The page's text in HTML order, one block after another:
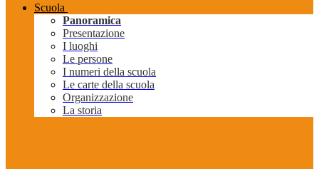
Scuola
Panoramica
Presentazione
I luoghi
Le persone
I numeri della scuola
Le carte della scuola
Organizzazione
La storia